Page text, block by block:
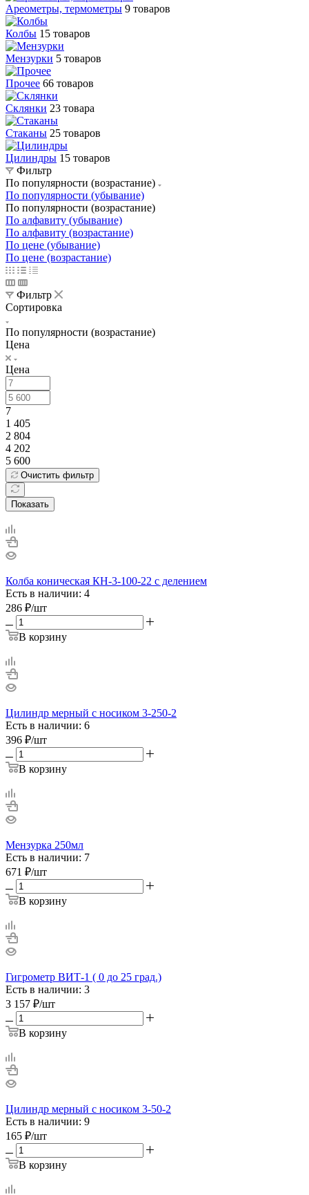
Ареометры, термометры 9 товаров
Колбы 15 товаров
Мензурки 5 товаров
Прочее 66 товаров
Склянки 23 товара
Стаканы 25 товаров
Цилиндры 15 товаров
Фильтр
По популярности (возрастание)
По популярности (убывание)
По популярности (возрастание)
По алфавиту (убывание)
По алфавиту (возрастание)
По цене (убывание)
По цене (возрастание)
Фильтр
Сортировка
По популярности (возрастание)
Цена
Цена
7
1 405
2 804
4 202
5 600
Очистить фильтр
Показать
Колба коническая КН-3-100-22 с делением
Есть в наличии: 4
286 ₽/шт
В корзину
Цилиндр мерный с носиком 3-250-2
Есть в наличии: 6
396 ₽/шт
В корзину
Мензурка 250мл
Есть в наличии: 7
671 ₽/шт
В корзину
Гигрометр ВИТ-1 ( 0 до 25 град.)
Есть в наличии: 3
3 157 ₽/шт
В корзину
Цилиндр мерный с носиком 3-50-2
Есть в наличии: 9
165 ₽/шт
В корзину